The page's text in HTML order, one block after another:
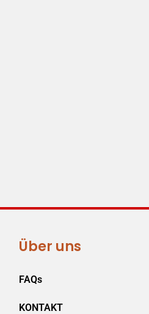
Über uns
FAQs
KONTAKT